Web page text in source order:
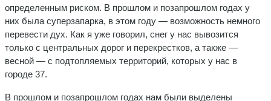
определенным риском. В прошлом и позапрошлом годах у
них была суперзапарка, в этом году — возможность немного
перевести дух. Как я уже говорил, снег у нас вывозится
только с центральных дорог и перекрестков, а также —
весной — с подтопляемых территорий, которых у нас в
городе 37.
В прошлом и позапрошлом годах нам были выделены